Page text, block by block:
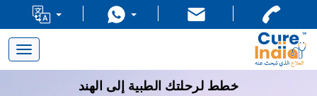
Toggle
navigation
خطط لرحلتك الطبية إلى الهند